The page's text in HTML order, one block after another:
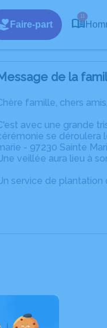
Faire-part
11
de la
famille, chers amis,
avec une grande
se déroulera
- 97230 Sainte
veillée aura lieu à
service de plantation